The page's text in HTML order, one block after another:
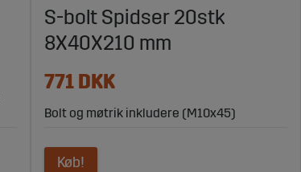
S-bolt Spidser 20stk
8X40X210 mm
771 DKK
Bolt og møtrik inkludere (M10x45)
Køb!